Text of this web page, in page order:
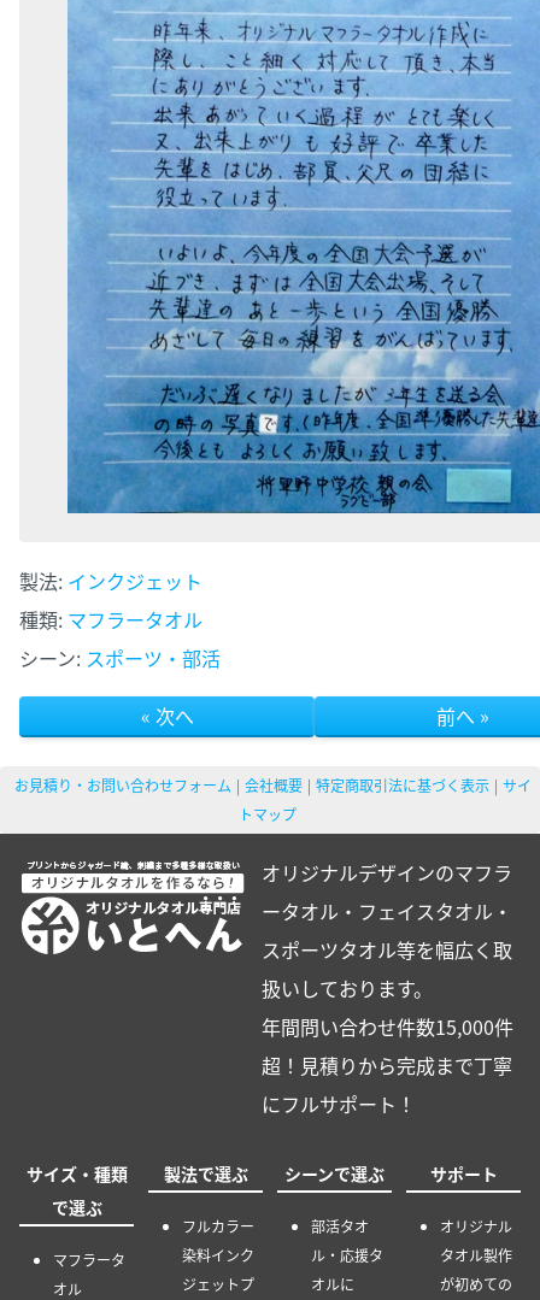
製法: インクジェット
種類: マフラータオル
シーン: スポーツ・部活
« 次へ
前へ »
お見積り・お問い合わせフォーム 会社概要 特定商取引法に基づく表示
サイ
トマップ
オリジナルデザインのマフラ
ータオル・フェイスタオル・
スポーツタオル等を幅広く取
扱いしております。
年間問い合わせ件数15,000件
超！見積りから完成まで丁寧
にフルサポート！
サイズ・種類
で選ぶ
マフラータ
オル
製法で選ぶ
フルカラー
染料インク
ジェットプ
シーンで選ぶ
部活タオ
ル・応援タ
オルに
サポート
オリジナル
タオル製作
が初めての